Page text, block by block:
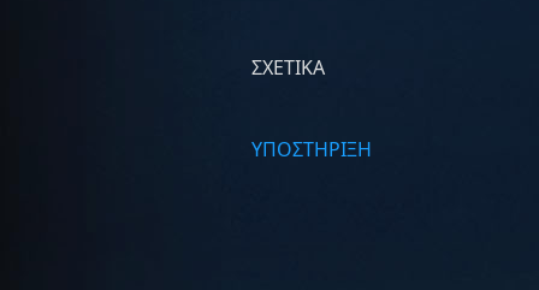
ΣΧΕΤΙΚΆ
ΥΠΟΣΤΗΡΙΞΗ